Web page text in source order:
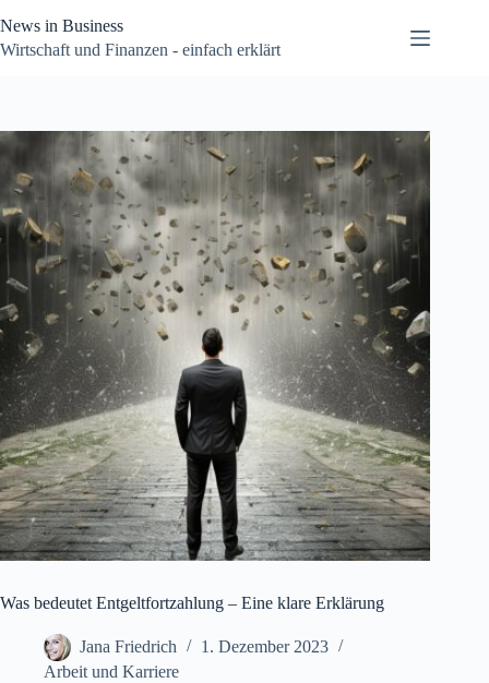
Inhalt
springen
News in Business
Wirtschaft und Finanzen - einfach erklärt
Was bedeutet Entgeltfortzahlung – Eine klare Erklärung
Jana Friedrich
1. Dezember 2023
Arbeit und Karriere